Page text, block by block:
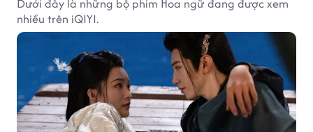
Dưới đây là những bộ phim Hoa ngữ đang được xem
nhiều trên iQIYI.